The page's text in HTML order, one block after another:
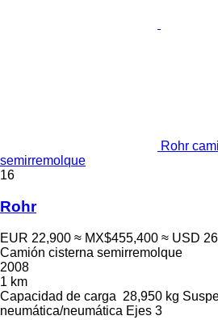
Rohr
semirremolque
16
Rohr
EUR 22,900 ≈ MX$455,400 ≈ USD
Camión cisterna semirremolque
2008
1 km
Capacidad de carga 28,950 kg
neumática/neumática Ejes 3